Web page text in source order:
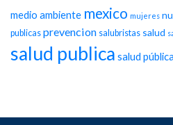
medio ambiente mexico mujeres
publicas prevencion salubristas salud
salud publica salud pública